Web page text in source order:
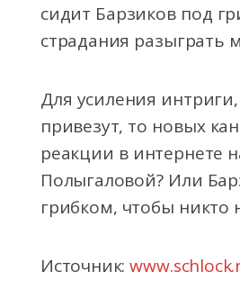
сидит Барзиков под
страдания разыграть
Для усиления
привезут, то новых
реакции в интернете
Полыгаловой? Или
грибком, чтобы никто
Источник: